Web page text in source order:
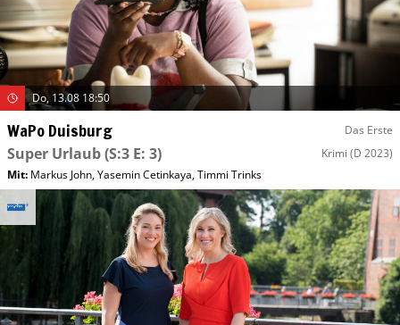
Do, 13.08 18:50
WaPo Duisburg Das Erste
Super Urlaub(S:3 E: 3) Krimi (D 2023)
Mit: Markus John,Yasemin Cetinkaya,Timmi Trinks